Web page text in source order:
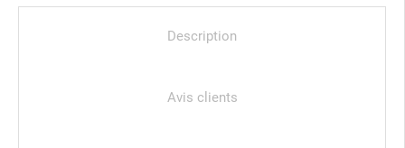
Description
Avis clients